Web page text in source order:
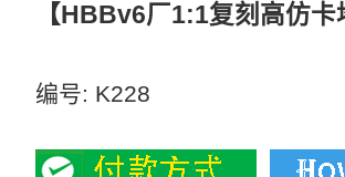
【HBBv6厂1:1复刻高仿
编号: K228